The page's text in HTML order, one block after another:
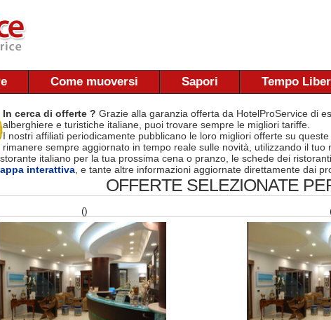
Come muoversi Sapori Tempo
In cerca di offerte ? Grazie alla garanzia offerta da HotelProService di
alberghiere e turistiche italiane, puoi trovare sempre le migliori tariffe.
I nostri affiliati periodicamente pubblicano le loro migliori offerte su
rimanere sempre aggiornato in tempo reale sulle novità, utilizzando il tuo
italiano per la tua prossima cena o pranzo, le schede dei
interattiva , e tante altre informazioni aggiornate direttamente dai
OFFERTE SELEZIONATE
()